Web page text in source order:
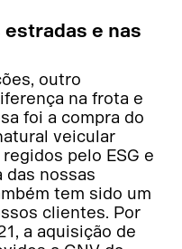
e nas
outro
na frota e
foi a compra do
veicular
pelo ESG e
das nossas
tem sido um
clientes. Por
a aquisição de